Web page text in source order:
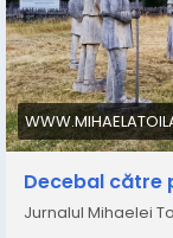
Decebal către
Jurnalul Mihaelei